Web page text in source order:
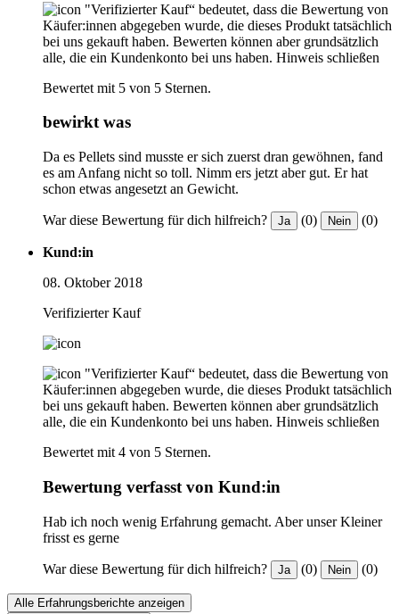
"Verifizierter Kauf“ bedeutet, dass die Bewertung von
Käufer:innen abgegeben wurde, die dieses Produkt tatsächlich
bei uns gekauft haben. Bewerten können aber grundsätzlich
alle, die ein Kundenkonto bei uns haben. Hinweis schließen
Bewertet mit 5 von 5 Sternen.
bewirkt was
Da es Pellets sind musste er sich zuerst dran gewöhnen, fand
es am Anfang nicht so toll. Nimm ers jetzt aber gut. Er hat
schon etwas angesetzt an Gewicht.
War diese Bewertung für dich hilfreich? Ja (0) Nein (0)
Kund:in
08. Oktober 2018
Verifizierter Kauf
"Verifizierter Kauf“ bedeutet, dass die Bewertung von
Käufer:innen abgegeben wurde, die dieses Produkt tatsächlich
bei uns gekauft haben. Bewerten können aber grundsätzlich
alle, die ein Kundenkonto bei uns haben. Hinweis schließen
Bewertet mit 4 von 5 Sternen.
Bewertung verfasst von Kund:in
Hab ich noch wenig Erfahrung gemacht. Aber unser Kleiner
frisst es gerne
War diese Bewertung für dich hilfreich? Ja (0) Nein (0)
Alle Erfahrungsberichte anzeigen